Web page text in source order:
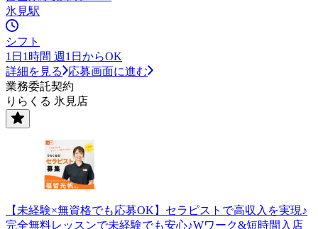
氷見駅
シフト
1日1時間 週1日からOK
詳細を見る
応募画面に進む
業務委託契約
りらくる 氷見店
【未経験×無資格でも応募OK】セラピストで高収入を実現♪
完全無料レッスンで未経験でも安心♪Wワーク&短時間入店